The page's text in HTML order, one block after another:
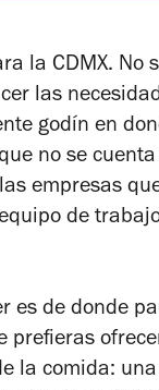
la CDMX.
las
godín en
no se
empresas
de
es de donde
prefieras
la comida: